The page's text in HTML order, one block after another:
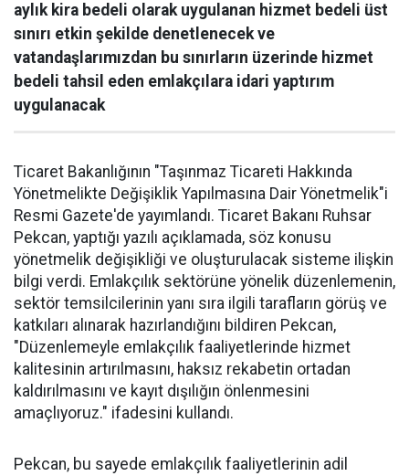
aylık kira bedeli olarak uygulanan hizmet bedeli üst
sınırı etkin şekilde denetlenecek ve
vatandaşlarımızdan bu sınırların üzerinde hizmet
bedeli tahsil eden emlakçılara idari yaptırım
uygulanacak
Ticaret Bakanlığının "Taşınmaz Ticareti Hakkında
Yönetmelikte Değişiklik Yapılmasına Dair Yönetmelik"i
Resmi Gazete'de yayımlandı. Ticaret Bakanı Ruhsar
Pekcan, yaptığı yazılı açıklamada, söz konusu
yönetmelik değişikliği ve oluşturulacak sisteme ilişkin
bilgi verdi. Emlakçılık sektörüne yönelik düzenlemenin,
sektör temsilcilerinin yanı sıra ilgili tarafların görüş ve
katkıları alınarak hazırlandığını bildiren Pekcan,
"Düzenlemeyle emlakçılık faaliyetlerinde hizmet
kalitesinin artırılmasını, haksız rekabetin ortadan
kaldırılmasını ve kayıt dışılığın önlenmesini
amaçlıyoruz." ifadesini kullandı.
Pekcan, bu sayede emlakçılık faaliyetlerinin adil